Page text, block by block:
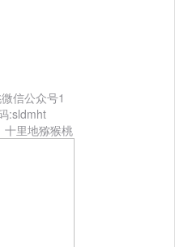
信公众号1
:sldmht
十里地猕猴桃